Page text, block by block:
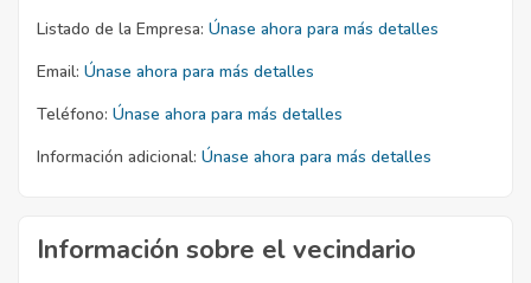
Listado de la Empresa: Únase ahora para más detalles
Email: Únase ahora para más detalles
Teléfono: Únase ahora para más detalles
Información adicional: Únase ahora para más detalles
Información sobre el vecindario